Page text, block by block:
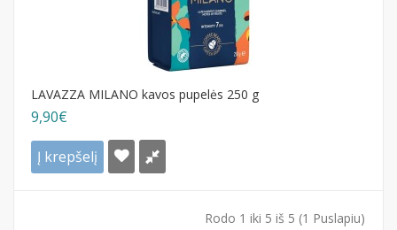
LAVAZZA MILANO kavos pupelės 250 g
9,90€
Į krepšelį
Rodo 1 iki 5 iš 5 (1 Puslapiu)